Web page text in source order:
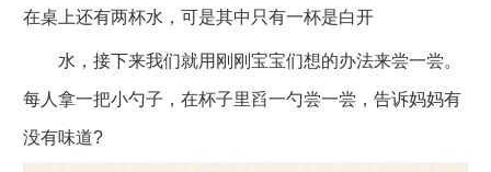
在桌上还有两杯水，可是其中只有一杯是白开
水，接下来我们就用刚刚宝宝们想的办法来尝一尝。
每人拿一把小勺子，在杯子里舀一勺尝一尝，告诉妈妈有
没有味道?